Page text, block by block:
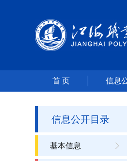
首 页 信息
信息公开目录
基本信息